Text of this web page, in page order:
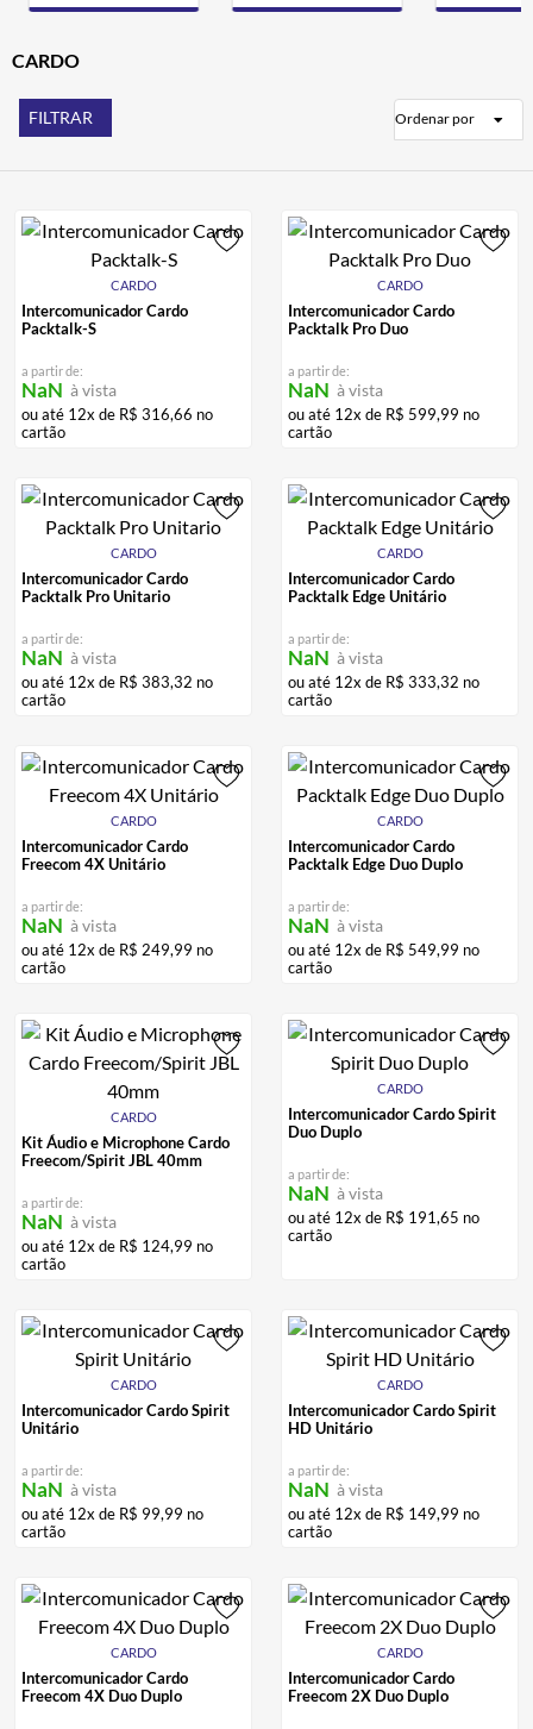
CARDO
FILTRAR Ordenar por
CARDO
Intercomunicador Cardo
Packtalk-S
a partir de:
NaN à vista
ou até 12x de R$ 316,66 no
cartão
CARDO
Intercomunicador Cardo
Packtalk Pro Duo
a partir de:
NaN à vista
ou até 12x de R$ 599,99 no
cartão
CARDO
Intercomunicador Cardo
Packtalk Pro Unitario
a partir de:
NaN à vista
ou até 12x de R$ 383,32 no
cartão
CARDO
Intercomunicador Cardo
Packtalk Edge Unitário
a partir de:
NaN à vista
ou até 12x de R$ 333,32 no
cartão
CARDO
Intercomunicador Cardo
Freecom 4X Unitário
a partir de:
NaN à vista
ou até 12x de R$ 249,99 no
cartão
CARDO
Intercomunicador Cardo
Packtalk Edge Duo Duplo
a partir de:
NaN à vista
ou até 12x de R$ 549,99 no
cartão
CARDO
Kit Áudio e Microphone Cardo
Freecom/Spirit JBL 40mm
a partir de:
NaN à vista
ou até 12x de R$ 124,99 no
cartão
CARDO
Intercomunicador Cardo Spirit
Duo Duplo
a partir de:
NaN à vista
ou até 12x de R$ 191,65 no
cartão
CARDO
Intercomunicador Cardo Spirit
Unitário
a partir de:
NaN à vista
ou até 12x de R$ 99,99 no
cartão
CARDO
Intercomunicador Cardo Spirit
HD Unitário
a partir de:
NaN à vista
ou até 12x de R$ 149,99 no
cartão
CARDO
Intercomunicador Cardo
Freecom 4X Duo Duplo
CARDO
Intercomunicador Cardo
Freecom 2X Duo Duplo
7º ALPINESTAR
8º
9º CALÇA
10º BOTAS